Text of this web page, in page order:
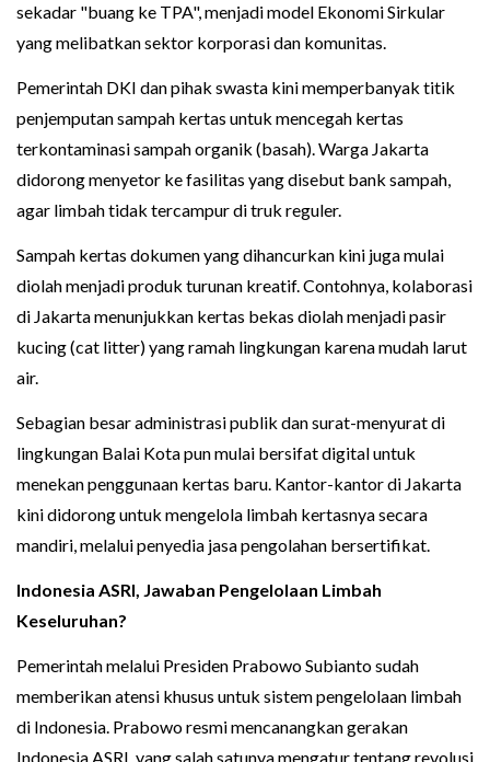
sekadar "buang ke TPA", menjadi model Ekonomi Sirkular
yang melibatkan sektor korporasi dan komunitas.
Pemerintah DKI dan pihak swasta kini memperbanyak titik
penjemputan sampah kertas untuk mencegah kertas
terkontaminasi sampah organik (basah). Warga Jakarta
didorong menyetor ke fasilitas yang disebut bank sampah,
agar limbah tidak tercampur di truk reguler.
Sampah kertas dokumen yang dihancurkan kini juga mulai
diolah menjadi produk turunan kreatif. Contohnya, kolaborasi
di Jakarta menunjukkan kertas bekas diolah menjadi pasir
kucing (cat litter) yang ramah lingkungan karena mudah larut
air.
Sebagian besar administrasi publik dan surat-menyurat di
lingkungan Balai Kota pun mulai bersifat digital untuk
menekan penggunaan kertas baru. Kantor-kantor di Jakarta
kini didorong untuk mengelola limbah kertasnya secara
mandiri, melalui penyedia jasa pengolahan bersertifikat.
Indonesia ASRI, Jawaban Pengelolaan Limbah
Keseluruhan?
Pemerintah melalui Presiden Prabowo Subianto sudah
memberikan atensi khusus untuk sistem pengelolaan limbah
di Indonesia. Prabowo resmi mencanangkan gerakan
Indonesia ASRI, yang salah satunya mengatur tentang revolusi